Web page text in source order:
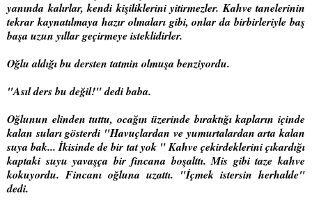
yanında kalırlar, kendi kişiliklerini yitirmezler. Kahve tanelerinin
tekrar kaynatılmaya hazır olmaları gibi,onlar da birbirleriyle baş
başa uzun yıllar geçirmeye isteklidirler.
Oğlu aldığı bu dersten tatmin olmuşa benziyordu.
"Asıl ders bu değil!" dedi baba.
Oğlunun elinden tuttu, ocağın üzerinde bıraktığı kapların içinde
kalan suları gösterdi "Havuçlardan ve yumurtalardan arta kalan
suya bak...İkisinde de bir tat yok "Kahve çekirdeklerini çıkardığı
kaptaki suyuyavaşça bir fincana boşalttı. Mis gibi taze kahve
kokuyordu. Fincanı oğluna uzattı. "İçmek istersin herhalde"
dedi.